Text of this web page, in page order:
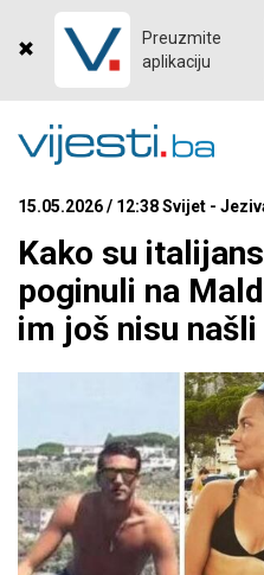
Preuzmite
aplikaciju
15.05.2026 / 12:38 Svijet -
Kako su
poginuli na
im još nisu